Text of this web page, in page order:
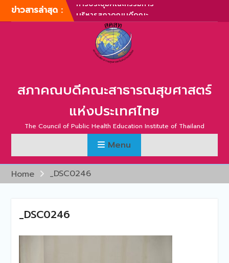
Skip
to
ข่าวสารล่าสุด :
ประเทศไทย ครั้งที่ 1/2567
การประชุมสามัญประจำปี
สภาคณบดีคณะสาธารณสุข
ศาสตร์แห่งประเทศไทย ครั้ง
ที่ 1/2567
ภาพบรรยากาศการประชุม
คณะสาธารณสุขศาสตร์แห่ง
การประชุมสามัญประจำปี
สภาคณบดีคณะสาธารณสุข
ศาสตร์แห่งประเทศไทย ครั้ง
ที่ 2/2565
การประชุมสามัญ สภา
คณบดีคณะสาธารณสุข
ศาสตร์แห่งประเทศไทย ครั้ง
สภาคณบดีคณะสาธารณสุขศาสตร์
แห่งประเทศไทย
The Council of Public Health Education Institute of Thailand
Menu
Home _DSC0246
_DSC0246